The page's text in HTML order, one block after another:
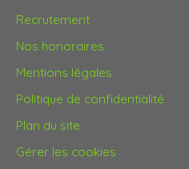
Recrutement
Nos honoraires
Mentions légales
Politique de confidentialité
Plan du site
Gérer les cookies